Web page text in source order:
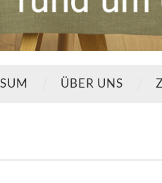
ÜBER UNS